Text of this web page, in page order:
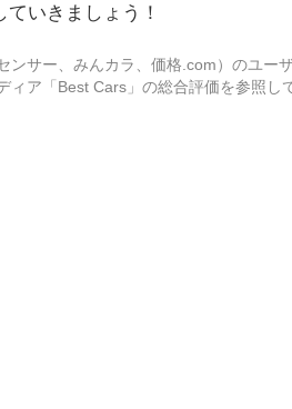
いきましょう！
サー、みんカラ、価格.com）のユー
ィア「Best Cars」の総合評価を参照